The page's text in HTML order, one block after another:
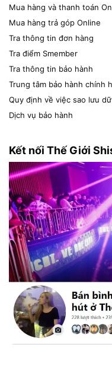
Mua hàng và thanh toán
Mua hàng trả góp Online
Tra thông tin đơn hàng
Tra điểm Smember
Tra thông tin bảo hành
Trung tâm bảo hành chính
Quy định về việc sao lưu
Dịch vụ bảo hành
Kết nối Thế Giới